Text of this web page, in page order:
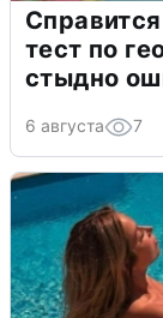
тест по
стыдно
6 августа 7